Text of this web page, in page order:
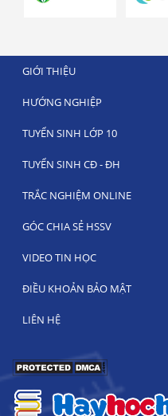
GIỚI THIỆU
HƯỚNG NGHIỆP
TUYỂN SINH LỚP 10
TUYỂN SINH CĐ - ĐH
TRẮC NGHIỆM ONLINE
GÓC CHIA SẺ HSSV
VIDEO TIN HỌC
ĐIỀU KHOẢN BẢO MẬT
LIÊN HỆ